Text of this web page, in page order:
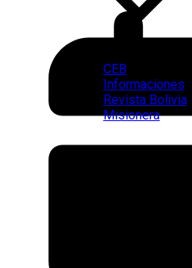
CEB
Informaciones
Revista Bolivia
Misionera